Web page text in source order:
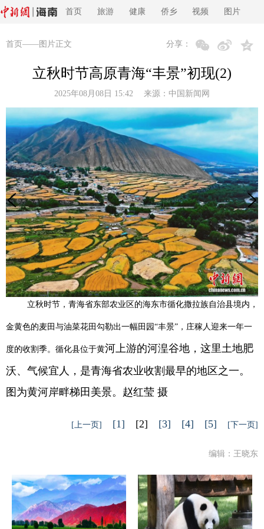
首页 旅游 健康 侨乡 视频 图片
首页 ——图片正文 分享：
立秋时节高原青海“丰景”初现(2)
2025年08月08日 15:42 来源： 中国新闻网
立秋时节，青海省东部农业区的海东市循化撒拉族自治县境内，
金黄色的麦田与油菜花田勾勒出一幅田园“丰景”，庄稼人迎来一年一
度的收割季。循化县位于黄河上游的河湟谷地，这里土地肥
沃、气候宜人，是青海省农业收割最早的地区之一。
图为黄河岸畔梯田美景。赵红莹 摄
[上一页] [1] [2] [3] [4] [5] [下一页]
编辑：王晓东